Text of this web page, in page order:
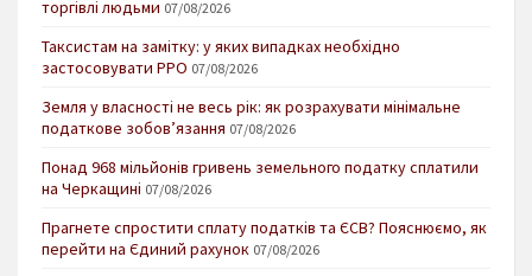
торгівлі людьми 07/08/2026
Таксистам на замітку: у яких випадках необхідно
застосовувати РРО 07/08/2026
Земля у власності не весь рік: як розрахувати мінімальне
податкове зобов’язання 07/08/2026
Понад 968 мільйонів гривень земельного податку сплатили
на Черкащині 07/08/2026
Прагнете спростити сплату податків та ЄСВ? Пояснюємо, як
перейти на Єдиний рахунок 07/08/2026